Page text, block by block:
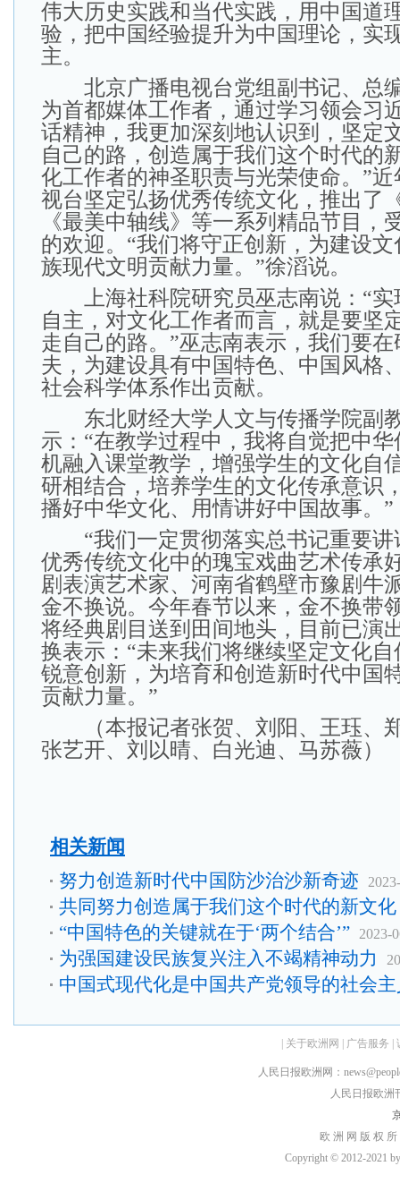
伟大历史实践和当代实践，用中国道
验，把中国经验提升为中国理论，实
主。
北京广播电视台党组副书记、总
为首都媒体工作者，通过学习领会习
话精神，我更加深刻地认识到，坚定
自己的路，创造属于我们这个时代的
化工作者的神圣职责与光荣使命。”
视台坚定弘扬优秀传统文化，推出了
《最美中轴线》等一系列精品节目，
的欢迎。“我们将守正创新，为建设
族现代文明贡献力量。”徐滔说。
上海社科院研究员巫志南说：“实
自主，对文化工作者而言，就是要坚
走自己的路。”巫志南表示，我们要
夫，为建设具有中国特色、中国风格
社会科学体系作出贡献。
东北财经大学人文与传播学院副
示：“在教学过程中，我将自觉把中
机融入课堂教学，增强学生的文化自
研相结合，培养学生的文化传承意识
播好中华文化、用情讲好中国故事。”
“我们一定贯彻落实总书记重要讲
优秀传统文化中的瑰宝戏曲艺术传承
剧表演艺术家、河南省鹤壁市豫剧牛
金不换说。今年春节以来，金不换带
将经典剧目送到田间地头，目前已演
换表示：“未来我们将继续坚定文化
锐意创新，为培育和创造新时代中国
贡献力量。”
（本报记者张贺、刘阳、王珏、
张艺开、刘以晴、白光迪、马苏薇）
相关新闻
努力创造新时代中国防沙治沙新奇迹
共同努力创造属于我们这个时代的新文化
“中国特色的关键就在于‘两个结合’” 2023-
为强国建设民族复兴注入不竭精神动力
中国式现代化是中国共产党领导的社会
关于欧洲网 广告服务
人民日报欧洲网：
人民日报欧洲
欧 洲 网 版 权
Copyright © 2012-2021